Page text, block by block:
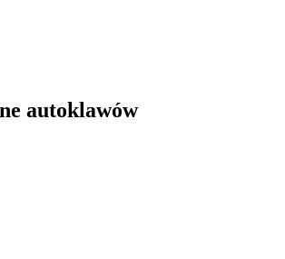
autoklawów